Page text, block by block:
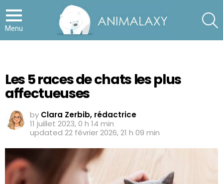
Menu
Les 5 races de chats les plus
affectueuses
by Clara Zerbib, rédactrice
11 juillet 2023, 0 h 14 min
updated 22 février 2026, 21 h 09 min